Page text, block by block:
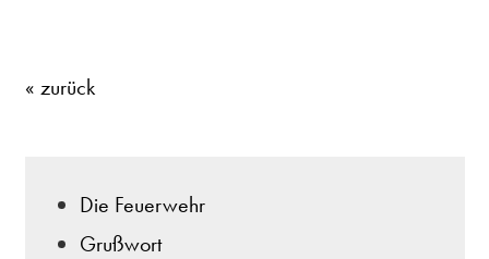
« zurück
Die Feuerwehr
Grußwort